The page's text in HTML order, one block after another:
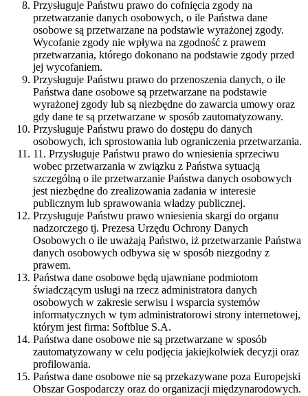
Przysługuje Państwu prawo do cofnięcia zgody na
przetwarzanie danych osobowych, o ile Państwa dane
osobowe są przetwarzane na podstawie wyrażonej zgody.
Wycofanie zgody nie wpływa na zgodność z prawem
przetwarzania, którego dokonano na podstawie zgody przed
jej wycofaniem.
Przysługuje Państwu prawo do przenoszenia danych, o ile
Państwa dane osobowe są przetwarzane na podstawie
wyrażonej zgody lub są niezbędne do zawarcia umowy oraz
gdy dane te są przetwarzane w sposób zautomatyzowany.
Przysługuje Państwu prawo do dostępu do danych
osobowych, ich sprostowania lub ograniczenia przetwarzania.
11. Przysługuje Państwu prawo do wniesienia sprzeciwu
wobec przetwarzania w związku z Państwa sytuacją
szczególną o ile przetwarzanie Państwa danych osobowych
jest niezbędne do zrealizowania zadania w interesie
publicznym lub sprawowania władzy publicznej.
Przysługuje Państwu prawo wniesienia skargi do organu
nadzorczego tj. Prezesa Urzędu Ochrony Danych
Osobowych o ile uważają Państwo, iż przetwarzanie Państwa
danych osobowych odbywa się w sposób niezgodny z
prawem.
Państwa dane osobowe będą ujawniane podmiotom
świadczącym usługi na rzecz administratora danych
osobowych w zakresie serwisu i wsparcia systemów
informatycznych w tym administratorowi strony internetowej,
którym jest firma: Softblue S.A.
Państwa dane osobowe nie są przetwarzane w sposób
zautomatyzowany w celu podjęcia jakiejkolwiek decyzji oraz
profilowania.
Państwa dane osobowe nie są przekazywane poza Europejski
Obszar Gospodarczy oraz do organizacji międzynarodowych.